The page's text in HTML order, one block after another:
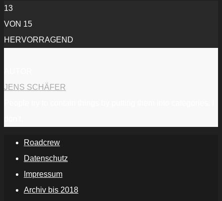
13
VON 15
HERVORRAGEND
JENS SCHÄFER
Roadcrew
Datenschutz
Impressum
Archiv bis 2018